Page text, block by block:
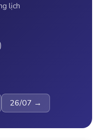
lịch
26/07 →